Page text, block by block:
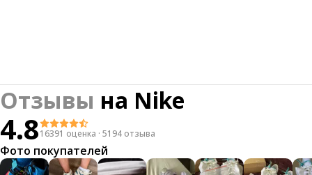
Отзывы на Nike
4.816391 оценка · 5194 отзыва
Фото покупателей